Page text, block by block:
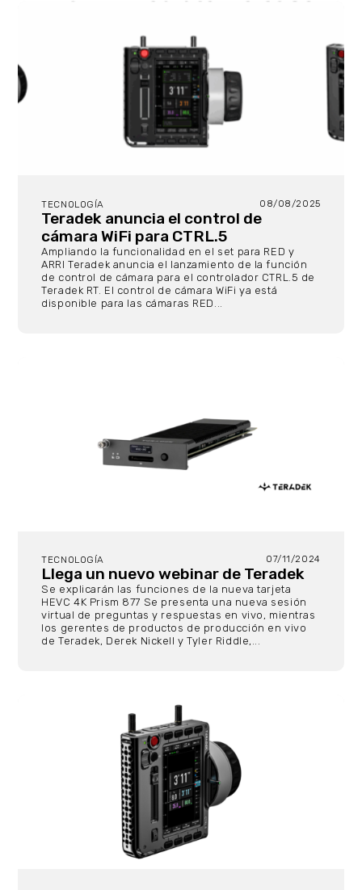
TECNOLOGÍA 08/08/2025
Teradek anuncia el control de
cámara WiFi para CTRL.5
Ampliando la funcionalidad en el set para RED y
ARRI Teradek anuncia el lanzamiento de la función
de control de cámara para el controlador CTRL.5 de
Teradek RT. El control de cámara WiFi ya está
disponible para las cámaras RED...
TECNOLOGÍA 07/11/2024
Llega un nuevo webinar de Teradek
Se explicarán las funciones de la nueva tarjeta
HEVC 4K Prism 877 Se presenta una nueva sesión
virtual de preguntas y respuestas en vivo, mientras
los gerentes de productos de producción en vivo
de Teradek, Derek Nickell y Tyler Riddle,...